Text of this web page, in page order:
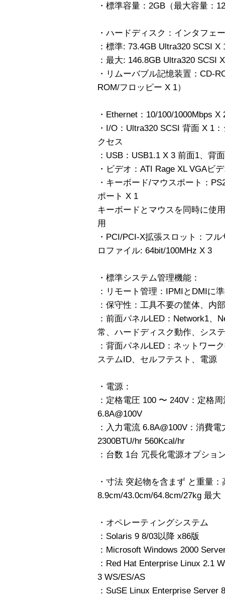
・標準容量：2GB（最大容量：
・ハードディスク：インタフェ
：標準: 73.4GB Ultra320 SCSI X
：最大: 146.8GB Ultra320 SCSI
・リムーバブル記憶装置：CD-
ROM/フロッピー X 1）
・Ethernet：10/100/1000Mbps X
・I/O：Ultra320 SCSI 背面 X 1
クセス
：USB：USB1.1 X 3 前面1、背
・ビデオ：ATI Rage XL VGAビ
・キーボード/マウスポート：
ポート X 1
キーボードとマウスを同時に使
用
・PCI/PCI-X拡張スロット：フ
ロファイル: 64bit/100MHz X 3
・標準システム管理機能：
：リモート管理：IPMIとDMIに
：保守性：工具不要の筐体、内
：前面パネルLED：Network1、
常、ハードディスク動作、シス
：背面パネルLED：ネットワー
ステムID、セルフテスト、電源
・電源：
：定格電圧 100 〜 240V：定格
6.8A@100V
：入力電流 6.8A@100V：消費
2300BTU/hr 560Kcal/hr
：台数 1台 冗長化電源オプショ
・寸法 突起物を含まず と重量
8.9cm/43.0cm/64.8cm/27kg 最大
・オペレーティングシステム
：Solaris 9 8/03以降 x86版
：Microsoft Windows 2000
：Red Hat Enterprise Linux 2.1
3 WS/ES/AS
：SuSE Linux Enterprise Server